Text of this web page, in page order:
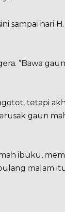
sampai hari
“Bawa
tetapi
gaun
ibuku,
malam